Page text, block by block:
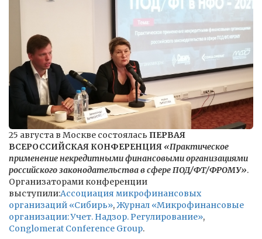
25 августа в Москве состоялась ПЕРВАЯ
ВСЕРОССИЙСКАЯ КОНФЕРЕНЦИЯ «Практическое
применение некредитными финансовыми организациями
российского законодательства в сфере ПОД/ФТ/ФРОМУ».
Организаторами конференции
выступили:Ассоциация микрофинансовых
организаций «Сибирь»,Журнал «Микрофинансовые
организации: Учет. Надзор. Регулирование»,
Conglomerat Conference Group.